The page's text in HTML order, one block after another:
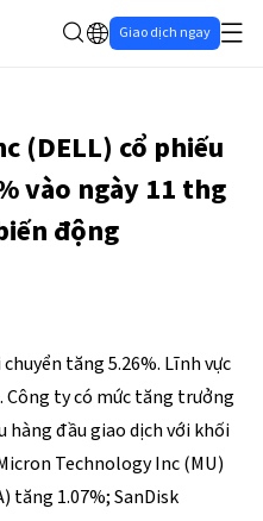
Giao dịch ngay
(DELL) cổ phiếu
vào ngày 11 thg
động
tăng 5.26%. Lĩnh vực
Công ty có mức tăng trưởng
đầu giao dịch với khối
Technology Inc (MU)
tăng 1.07%; SanDisk